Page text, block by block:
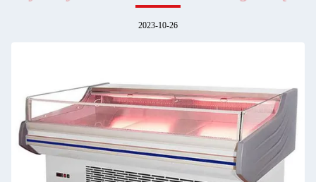
2023-10-26